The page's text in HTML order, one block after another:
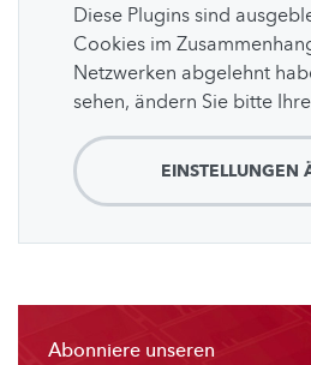
Diese Plugins sind
Cookies im
Netzwerken abgelehnt
sehen, ändern Sie bitte
EINSTELLUNGEN
Abonniere unseren